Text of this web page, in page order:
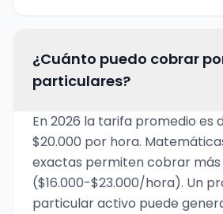
¿Cuánto puedo cobrar
particulares?
En 2026 la tarifa promedio es
$20.000 por hora.
exactas permiten cobrar más
($16.000-$23.000/hora). Un
particular activo puede